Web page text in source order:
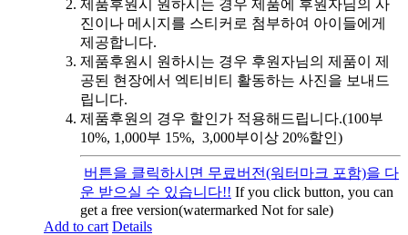
제품후원시 원하시는 경우 제품에 후원자님의 사
진이나 메시지를 스티커로 첨부하여 아이들에게
제공합니다.
제품후원시 원하시는 경우 후원자님의 제품이 제
공된 현장에서 엑티비티 활동하는 사진을 보내드
립니다.
제품후원의 경우 할인가 적용해드립니다.(100부
10%, 1,000부 15%, 3,000부이상 20%할인)
버튼을 클릭하시면 무료버전(워터마크 포함)을 다
운 받으실 수 있습니다!! If you click button, you can
get a free version(watermarked Not for sale)
Add to cart Details